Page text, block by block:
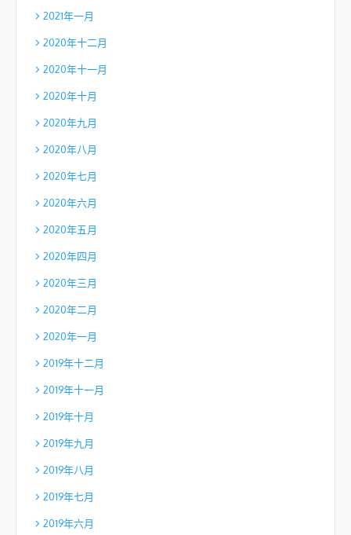
2021年一月
2020年十二月
2020年十一月
2020年十月
2020年九月
2020年八月
2020年七月
2020年六月
2020年五月
2020年四月
2020年三月
2020年二月
2020年一月
2019年十二月
2019年十一月
2019年十月
2019年九月
2019年八月
2019年七月
2019年六月